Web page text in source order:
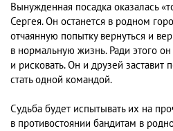
Вынужденная посадка оказалась
Сергея. Он останется в родном
отчаянную попытку вернуться и
в нормальную жизнь. Ради этого он
и рисковать. Он и друзей заставит
стать одной командой.
Судьба будет испытывать их на
в противостоянии бандитам в